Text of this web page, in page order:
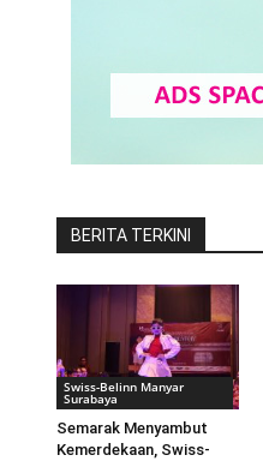
BERITA TERKINI
Swiss-Belinn Manyar
Surabaya
Semarak Menyambut
Kemerdekaan, Swiss-